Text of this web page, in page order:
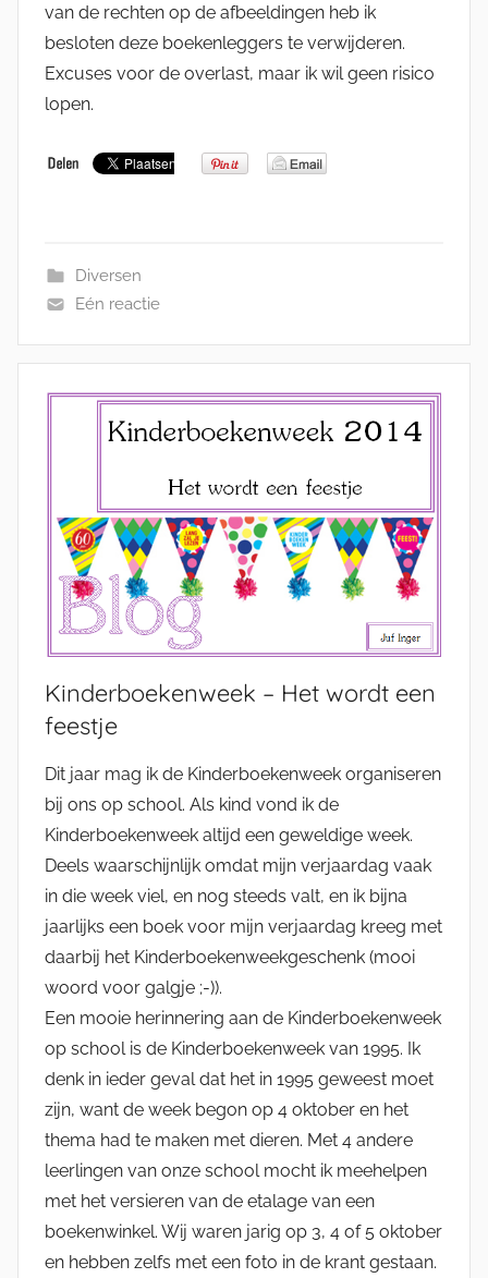
van de rechten op de afbeeldingen heb ik
besloten deze boekenleggers te verwijderen.
Excuses voor de overlast, maar ik wil geen risico
lopen.
Diversen
Eén reactie
Kinderboekenweek – Het wordt een
feestje
Dit jaar mag ik de Kinderboekenweek organiseren
bij ons op school. Als kind vond ik de
Kinderboekenweek altijd een geweldige week.
Deels waarschijnlijk omdat mijn verjaardag vaak
in die week viel, en nog steeds valt, en ik bijna
jaarlijks een boek voor mijn verjaardag kreeg met
daarbij het Kinderboekenweekgeschenk (mooi
woord voor galgje ;-)).
Een mooie herinnering aan de Kinderboekenweek
op school is de Kinderboekenweek van 1995. Ik
denk in ieder geval dat het in 1995 geweest moet
zijn, want de week begon op 4 oktober en het
thema had te maken met dieren. Met 4 andere
leerlingen van onze school mocht ik meehelpen
met het versieren van de etalage van een
boekenwinkel. Wij waren jarig op 3, 4 of 5 oktober
en hebben zelfs met een foto in de krant gestaan.